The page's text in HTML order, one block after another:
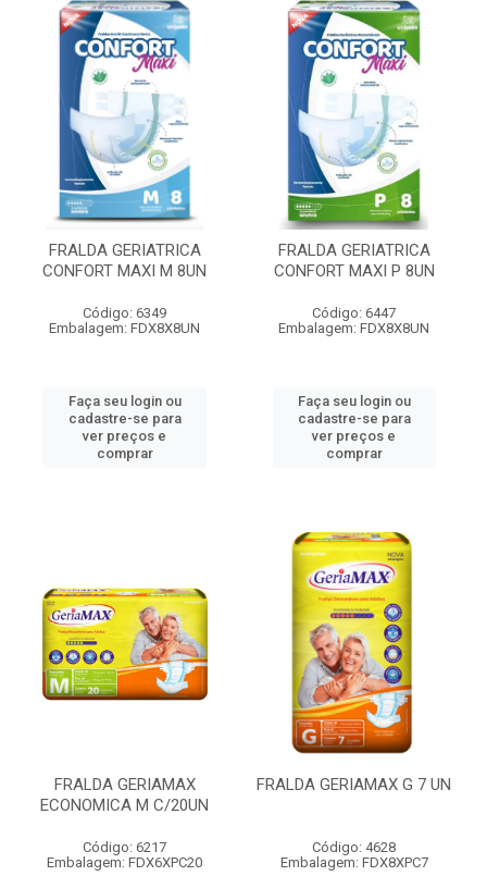
FRALDA GERIATRICA
CONFORT MAXI M 8UN
Código: 6349
Embalagem: FDX8X8UN
Faça seu login ou
cadastre-se para
ver preços e
comprar
FRALDA GERIATRICA
CONFORT MAXI P 8UN
Código: 6447
Embalagem: FDX8X8UN
Faça seu login ou
cadastre-se para
ver preços e
comprar
FRALDA GERIAMAX
ECONOMICA M C/20UN
Código: 6217
Embalagem: FDX6XPC20
FRALDA GERIAMAX G 7 UN
Código: 4628
Embalagem: FDX8XPC7